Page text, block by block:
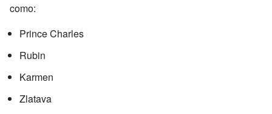
como:
Prince Charles
Rubin
Karmen
Zlatava